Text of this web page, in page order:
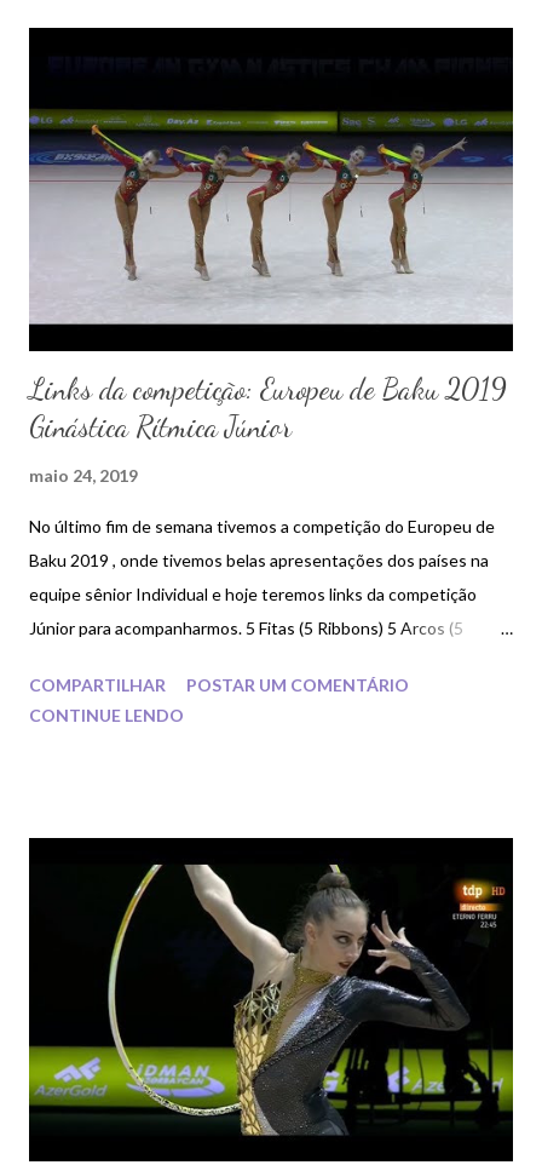
Links da competição: Europeu de Baku 2019
Ginástica Rítmica Júnior
maio 24, 2019
No último fim de semana tivemos a competição do Europeu de
Baku 2019 , onde tivemos belas apresentações dos países na
equipe sênior Individual e hoje teremos links da competição
Júnior para acompanharmos. 5 Fitas (5 Ribbons) 5 Arcos (5
link do vídeo das apresentações ESTÁ AQUI . ( Basta apenas
COMPARTILHAR
POSTAR UM COMENTÁRIO
CONTINUE LENDO